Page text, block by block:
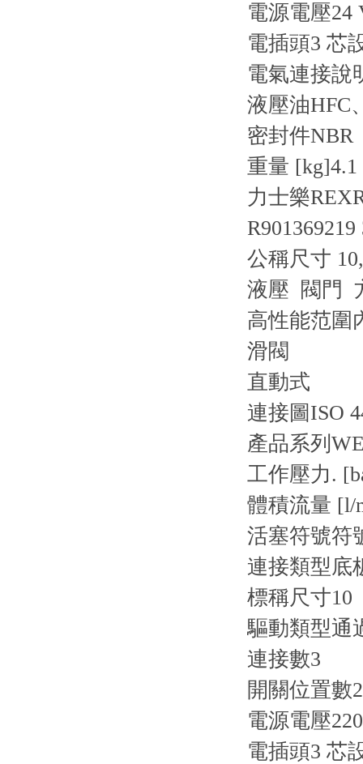
電源電壓24
電插頭3 芯
電氣連接說
液壓油HFC
密封件NBR
重量 [kg]4.1
力士樂
公稱尺寸
液壓 閥門
高性能范圍
滑閥
直動式
連接圖ISO
產品系列
工作壓力.
體積流量 [l/
活塞符號符
連接類型底
標稱尺寸10
驅動類型通
連接數3
開關位置數2
電源電壓
電插頭3 芯